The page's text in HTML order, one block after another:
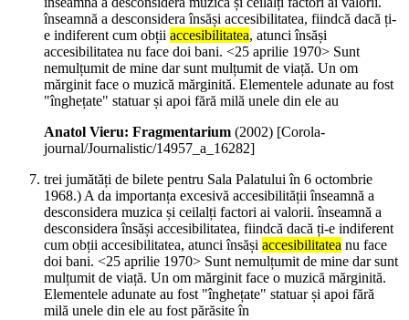
înseamnă a desconsidera însăși accesibilitatea, fiindcă dacă ți-
e indiferent cum obții accesibilitatea, atunci însăși
accesibilitatea nu face doi bani. <25 aprilie 1970> Sunt
nemulțumit de mine dar sunt mulțumit de viață. Un om
mărginit face o muzică mărginită. Elementele adunate au fost
"înghețate" statuar și apoi fără milă unele din ele au
Anatol Vieru: Fragmentarium (2002) [Corola-
journal/Journalistic/14957_a_16282]
trei jumătăți de bilete pentru Sala Palatului în 6 octombrie
1968.) A da importanța excesivă accesibilității înseamnă a
desconsidera muzica și ceilalți factori ai valorii. înseamnă a
desconsidera însăși accesibilitatea, fiindcă dacă ți-e indiferent
cum obții accesibilitatea, atunci însăși accesibilitatea nu face
doi bani. <25 aprilie 1970> Sunt nemulțumit de mine dar sunt
mulțumit de viață. Un om mărginit face o muzică mărginită.
Elementele adunate au fost "înghețate" statuar și apoi fără
milă unele din ele au fost părăsite în